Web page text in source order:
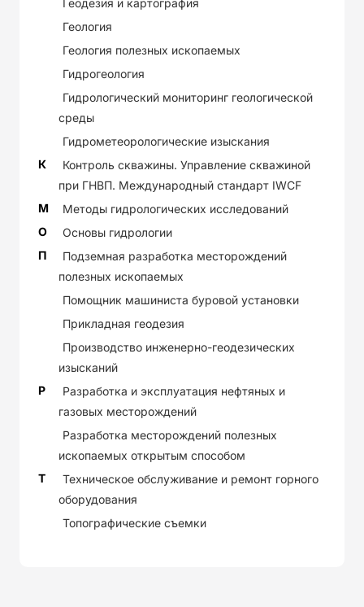
Геология
Геология полезных ископаемых
Гидрогеология
Гидрологический мониторинг геологической
среды
Гидрометеорологические изыскания
К
Контроль скважины. Управление скважиной
при ГНВП. Международный стандарт IWCF
М
Методы гидрологических исследований
О
Основы гидрологии
П
Подземная разработка месторождений
полезных ископаемых
Помощник машиниста буровой установки
Прикладная геодезия
Производство инженерно-геодезических
изысканий
Р
Разработка и эксплуатация нефтяных и
газовых месторождений
Разработка месторождений полезных
ископаемых открытым способом
Т
Техническое обслуживание и ремонт горного
оборудования
Топографические съемки